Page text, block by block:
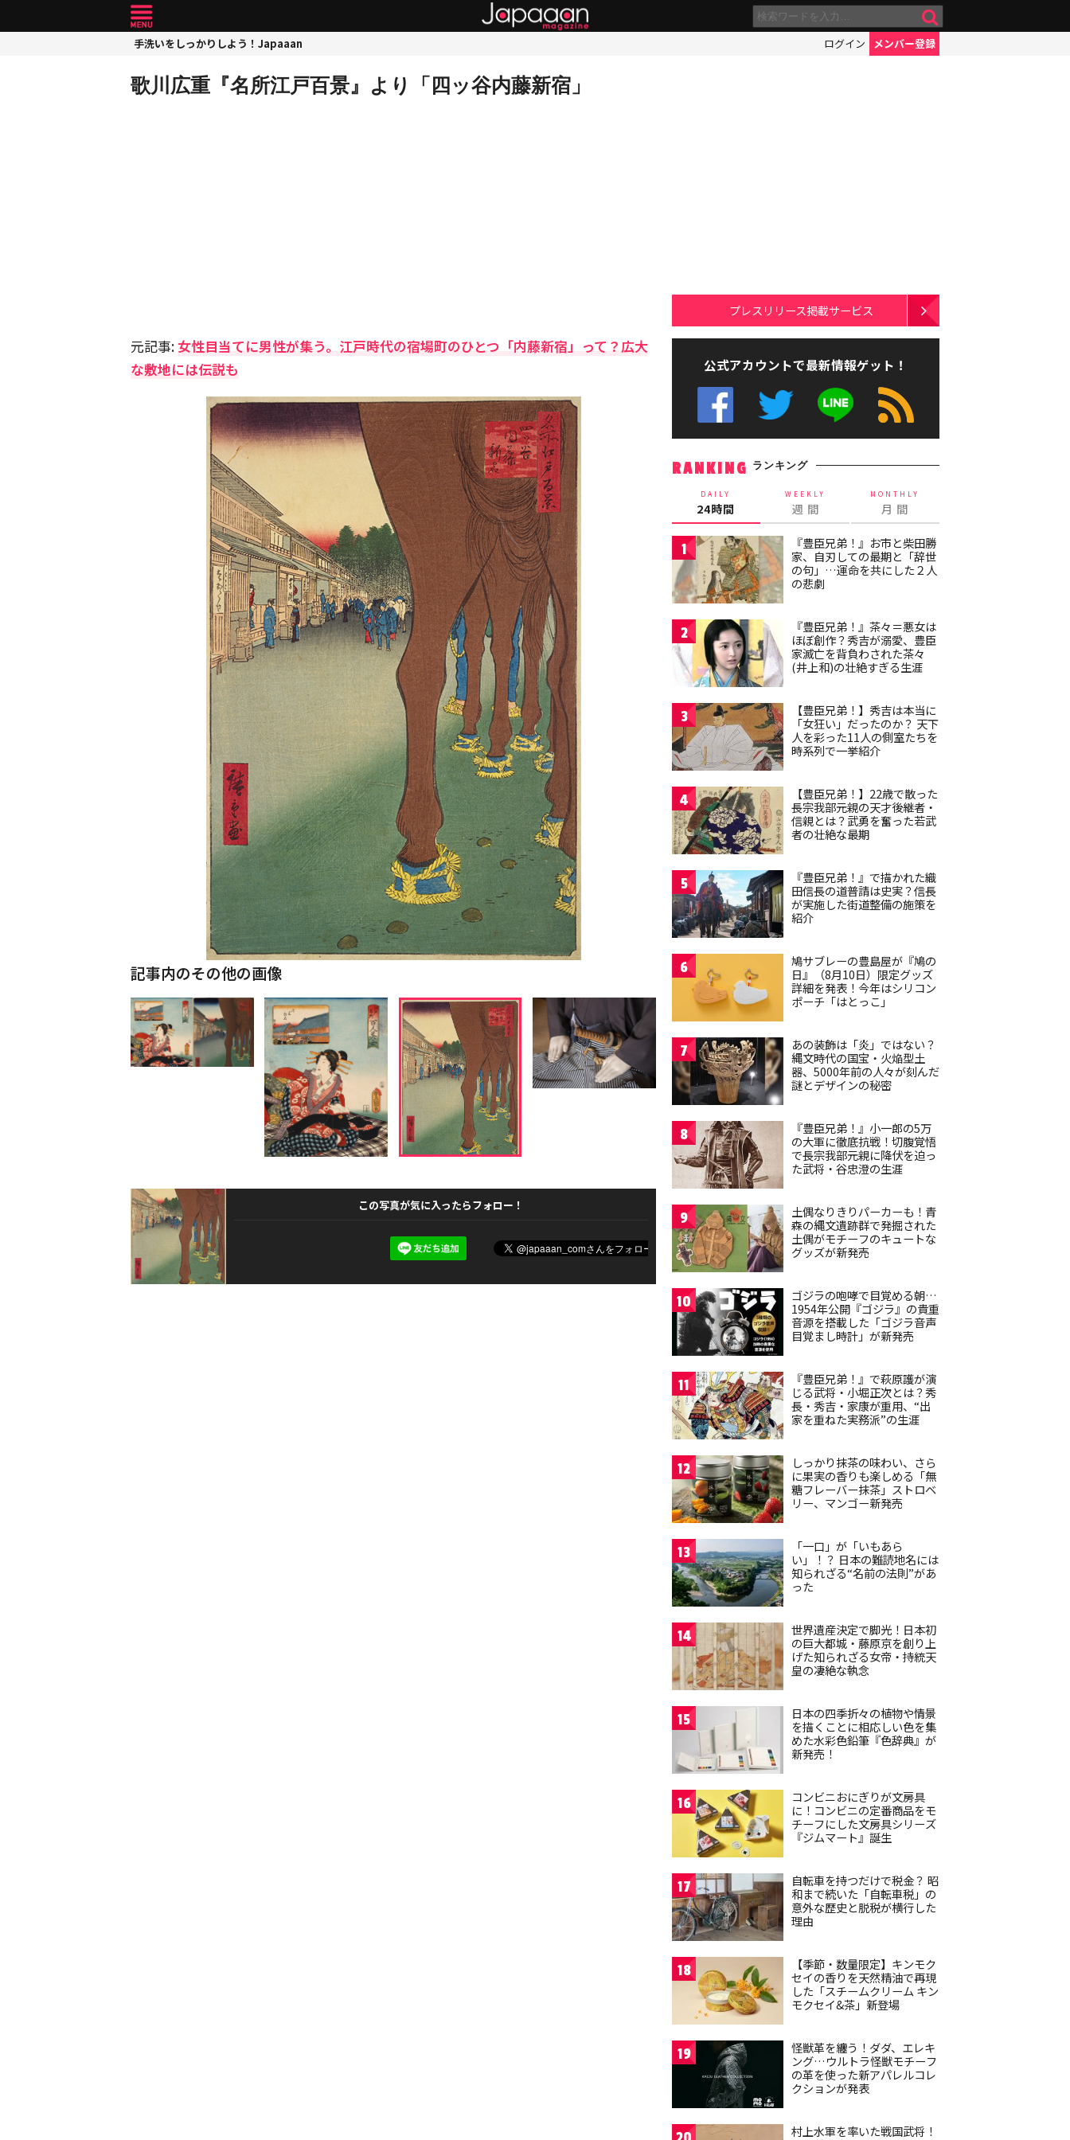
手洗いをしっかりしよう！Japaaan ログイン メンバー登録
歌川広重『名所江戸百景』より「四ッ谷内藤新宿」
元記事:女性目当てに男性が集う。江戸時代の宿場町のひとつ「内藤新宿」って？広大
な敷地には伝説も
記事内のその他の画像
この写真が気に入ったらフォロー！
プレスリリース掲載サービス
公式アカウントで最新情報ゲット！
RANKING ランキング
DAILY
24時間
WEEKLY
週 間
MONTHLY
月 間
1
『豊臣兄弟！』お市と柴田勝
家、自刃しての最期と「辞世
の句」…運命を共にした２人
の悲劇
2
『豊臣兄弟！』茶々＝悪女は
ほぼ創作？秀吉が溺愛、豊臣
家滅亡を背負わされた茶々
(井上和)の壮絶すぎる生涯
3
【豊臣兄弟！】秀吉は本当に
「女狂い」だったのか？ 天下
人を彩った11人の側室たちを
時系列で一挙紹介
4
【豊臣兄弟！】22歳で散った
長宗我部元親の天才後継者・
信親とは？武勇を奮った若武
者の壮絶な最期
5
『豊臣兄弟！』で描かれた織
田信長の道普請は史実？信長
が実施した街道整備の施策を
紹介
6
鳩サブレーの豊島屋が『鳩の
日』（8月10日）限定グッズ
詳細を発表！今年はシリコン
ポーチ「はとっこ」
7
あの装飾は「炎」ではない？
縄文時代の国宝・火焔型土
器、5000年前の人々が刻んだ
謎とデザインの秘密
8
『豊臣兄弟！』小一郎の5万
の大軍に徹底抗戦！切腹覚悟
で長宗我部元親に降伏を迫っ
た武将・谷忠澄の生涯
9
土偶なりきりパーカーも！青
森の縄文遺跡群で発掘された
土偶がモチーフのキュートな
グッズが新発売
10
ゴジラの咆哮で目覚める朝…
1954年公開『ゴジラ』の貴重
音源を搭載した「ゴジラ音声
目覚まし時計」が新発売
11
『豊臣兄弟！』で萩原護が演
じる武将・小堀正次とは？秀
長・秀吉・家康が重用、“出
家を重ねた実務派”の生涯
12
しっかり抹茶の味わい、さら
に果実の香りも楽しめる「無
糖フレーバー抹茶」ストロベ
リー、マンゴー新発売
13
「一口」が「いもあら
い」！？ 日本の難読地名には
知られざる“名前の法則”があ
った
14
世界遺産決定で脚光！日本初
の巨大都城・藤原京を創り上
げた知られざる女帝・持統天
皇の凄絶な執念
15
日本の四季折々の植物や情景
を描くことに相応しい色を集
めた水彩色鉛筆『色辞典』が
新発売！
16
コンビニおにぎりが文房具
に！コンビニの定番商品をモ
チーフにした文房具シリーズ
『ジムマート』誕生
17
自転車を持つだけで税金？ 昭
和まで続いた「自転車税」の
意外な歴史と脱税が横行した
理由
18
【季節・数量限定】キンモク
セイの香りを天然精油で再現
した「スチームクリーム キン
モクセイ&茶」新登場
19
怪獣革を纏う！ダダ、エレキ
ング…ウルトラ怪獣モチーフ
の革を使った新アパレルコレ
クションが発表
村上水軍を率いた戦国武将！